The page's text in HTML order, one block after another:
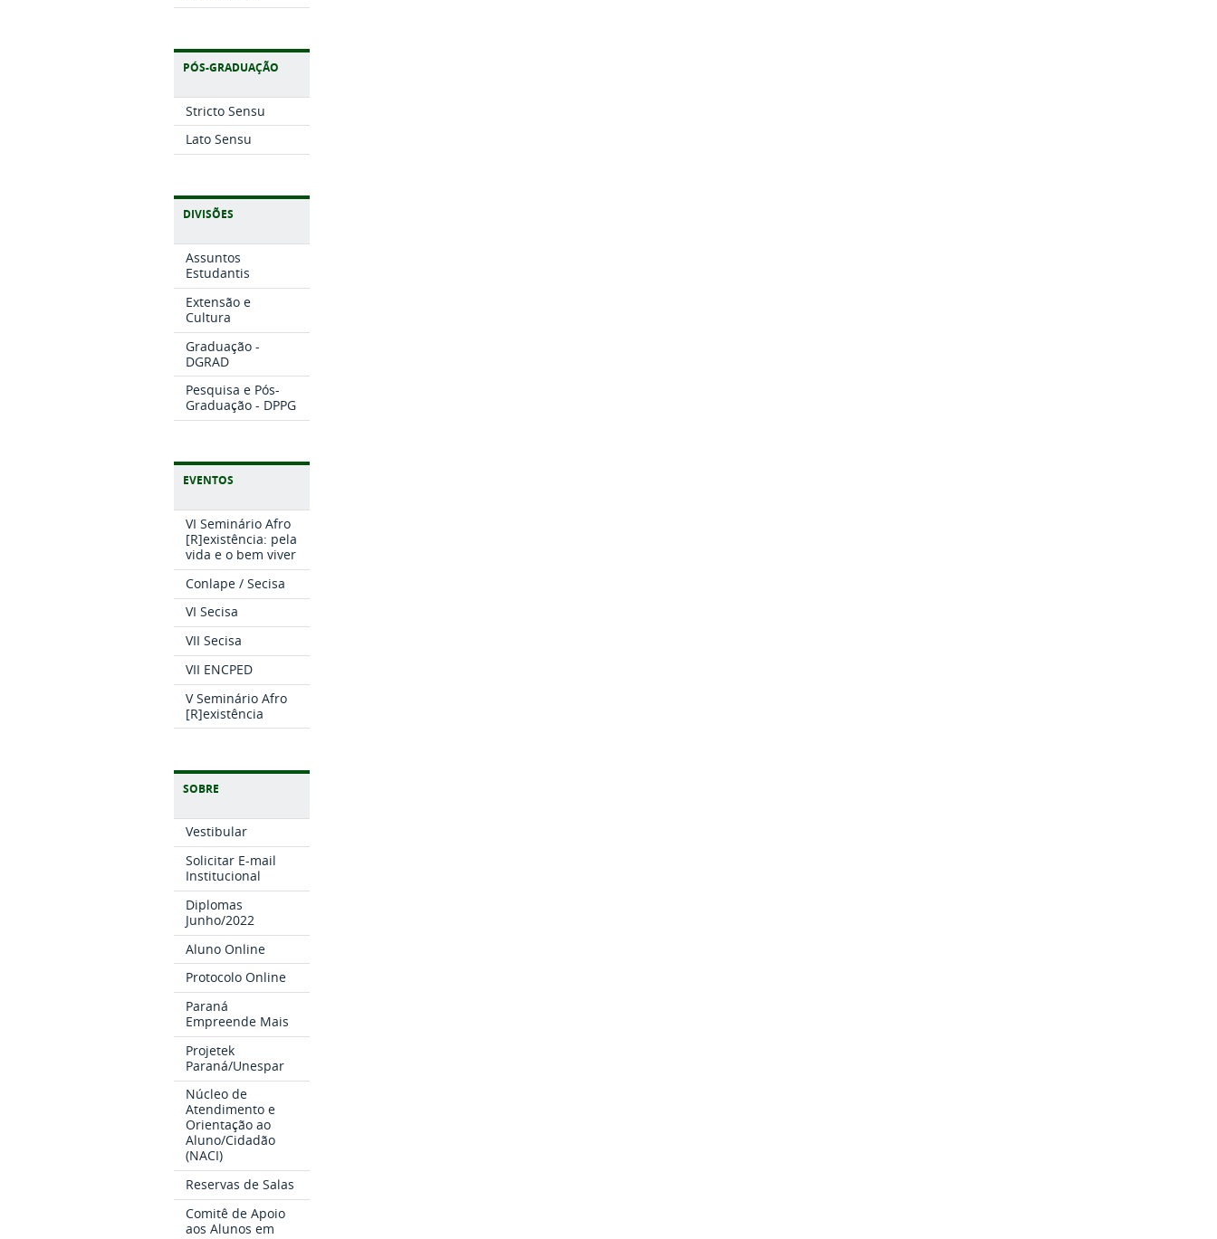
PÓS-GRADUAÇÃO
Stricto Sensu
Lato Sensu
DIVISÕES
Assuntos
Estudantis
Extensão e
Cultura
Graduação -
DGRAD
Pesquisa e Pós-
Graduação - DPPG
EVENTOS
VI Seminário Afro
[R]existência: pela
vida e o bem viver
Conlape / Secisa
VI Secisa
VII Secisa
VII ENCPED
V Seminário Afro
[R]existência
SOBRE
Vestibular
Solicitar E-mail
Institucional
Diplomas
Junho/2022
Aluno Online
Protocolo Online
Paraná
Empreende Mais
Projetek
Paraná/Unespar
Núcleo de
Atendimento e
Orientação ao
Aluno/Cidadão
(NACI)
Reservas de Salas
Comitê de Apoio
aos Alunos em